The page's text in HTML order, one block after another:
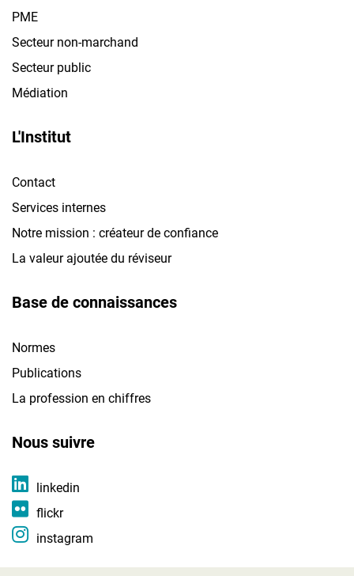
PME
Secteur non-marchand
Secteur public
Médiation
L'Institut
Contact
Services internes
Notre mission : créateur de confiance
La valeur ajoutée du réviseur
Base de connaissances
Normes
Publications
La profession en chiffres
Nous suivre
linkedin
flickr
instagram